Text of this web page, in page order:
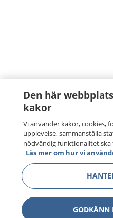
Den här
kakor
Vi använder kakor, cookies,
upplevelse, sammanställa
nödvändig funktionalitet ska
Läs mer om hur vi
GODKÄNN